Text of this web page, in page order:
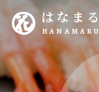
はなまる
HANAMARU